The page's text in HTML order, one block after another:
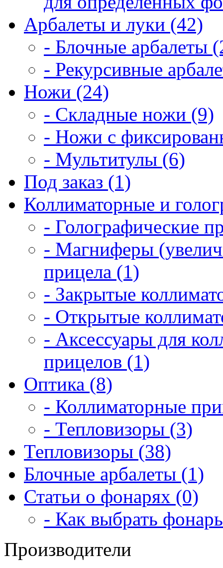
Арбалеты и луки (42)
- Блочные арбалеты
- Рекурсивные
Ножи (24)
- Складные ножи (9)
- Ножи с
- Мультитулы (6)
Под заказ (1)
Коллиматорные и
- Голографические
- Магниферы
прицела (1)
- Закрытые
- Открытые
- Аксессуары для
прицелов (1)
Оптика (8)
- Коллиматорные
- Тепловизоры (3)
Тепловизоры (38)
Блочные арбалеты (1)
Статьи о фонарях (0)
- Как выбрать
Производители